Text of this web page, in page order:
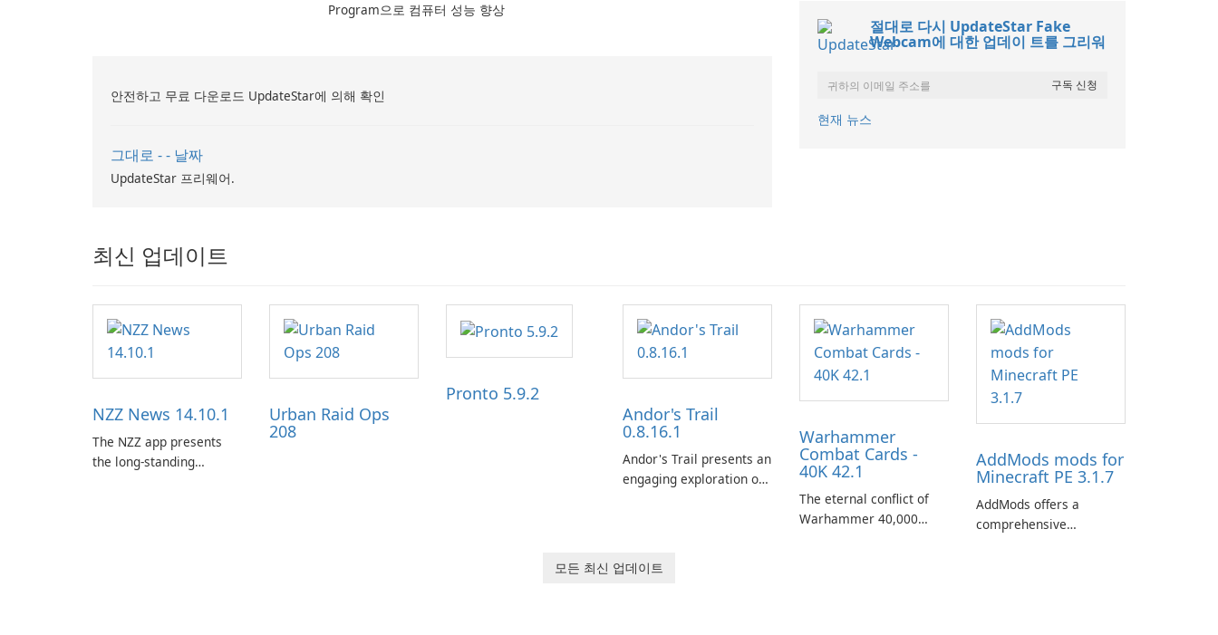
Program으로 컴퓨터 성능 향상
안전하고 무료 다운로드 UpdateStar에 의해 확인
그대로 - - 날짜
UpdateStar 프리웨어.
절대로 다시 UpdateStar Fake
Webcam에 대한 업데이 트를 그리워
현재 뉴스
최신 업데이트
NZZ News 14.10.1
The NZZ app presents
the long-standing
Urban Raid Ops
208
Pronto 5.9.2
Andor's Trail
0.8.16.1
Andor's Trail presents an
engaging exploration of
your brother, Andor,
through a quest-driven
Warhammer
Combat Cards -
40K 42.1
The eternal conflict of
Warhammer 40,000
AddMods mods for
Minecraft PE 3.1.7
AddMods offers a
comprehensive
모든 최신 업데이트